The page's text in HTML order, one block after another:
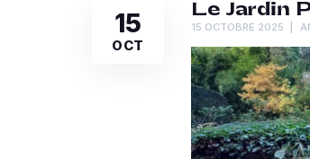
15
OCT
Le Jardin
15 OCTOBRE 2025